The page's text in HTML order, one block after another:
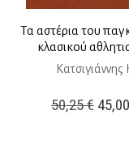
Τα αστέρια του
κλασικού
Κατσιγιάννης
50,25€ 45,00